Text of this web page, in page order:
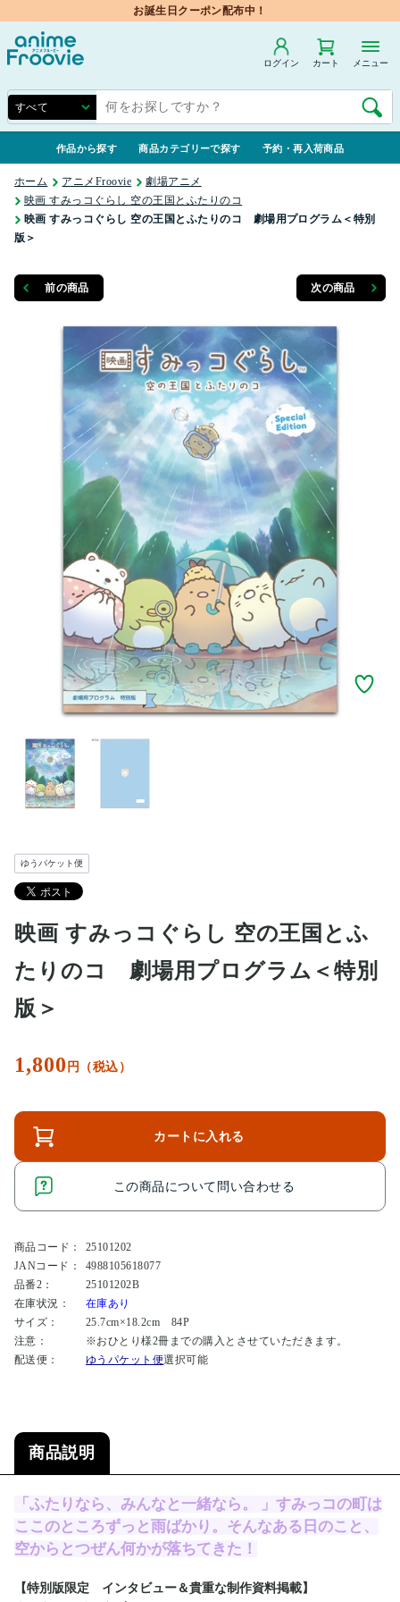
お誕生日クーポン配布中！
ログイン カート メニュー
作品から探す 商品カテゴリーで探す 予約・再入荷商品
ホーム アニメFroovie
劇場アニメ
映画 すみっコぐらし 空の王国とふたりのコ
映画 すみっコぐらし 空の王国とふたりのコ 劇場用プログラム＜特別
版＞
前の商品 次の商品
ゆうパケット便
映画 すみっコぐらし 空の王国とふ
たりのコ 劇場用プログラム＜特別
版＞
1,800 円（税込）
カートに入れる
この商品について問い合わせる
商品コード：
25101202
JANコード：
4988105618077
品番2：
25101202B
在庫状況：
在庫あり
サイズ：
25.7cm×18.2cm 84P
注意：
※おひとり様2冊までの購入とさせていただきます。
配送便：
ゆうパケット便選択可能
商品説明
「ふたりなら、みんなと一緒なら。 」すみっコの町は
ここのところずっと雨ばかり。そんなある日のこと、
空からとつぜん何かが落ちてきた！
【特別版限定 インタビュー＆貴重な制作資料掲載】